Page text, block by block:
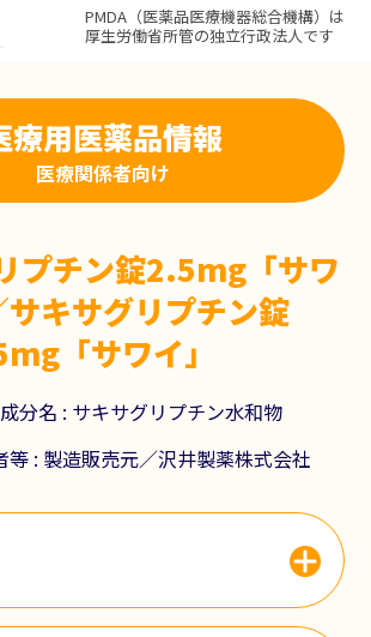
PMDA（医薬品医療機器総合機構）は
厚生労働省所管の独立行政法人です
療用医薬品情報
医療関係者向け
プチン錠2.5mg「サワ
サキサグリプチン錠
「サワイ」
分名 : サキサグリプチン水和物
等 : 製造販売元／沢井製薬株式会社